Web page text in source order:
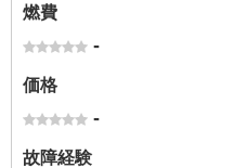
燃費
-
価格
-
故障経験